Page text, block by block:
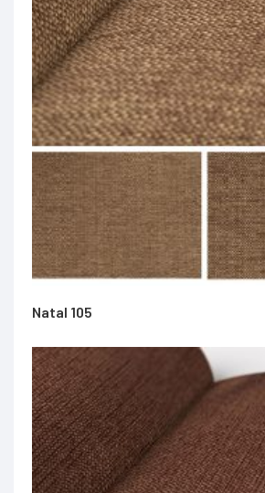
Natal 105